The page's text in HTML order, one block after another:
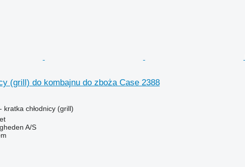
(grill) do kombajnu do zboża Case 2388
kratka chłodnicy (grill)
A/S